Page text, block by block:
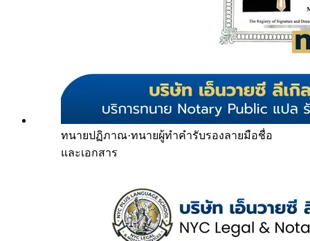
ทนายปฏิภาณ·ทนายผู้ทำคำรับรองลายมือชื่อ
และเอกสาร